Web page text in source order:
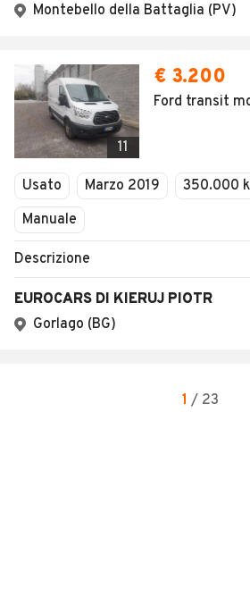
Montebello della Battaglia (PV)
11
€ 3.200
Ford transit
Usato Marzo 2019 350.000
Manuale
Descrizione
EUROCARS DI KIERUJ PIOTR
Gorlago (BG)
1 / 23